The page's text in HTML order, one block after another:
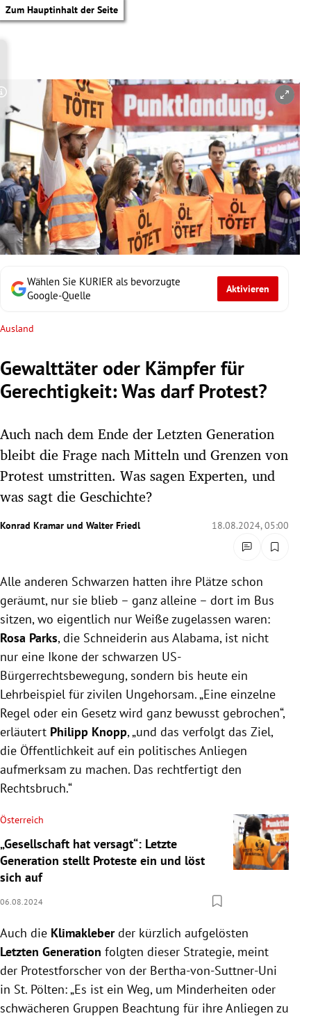
Zum Hauptinhalt der Seite
Untermenü
Untermenü
Untermenü
Untermenü
Untermenü
Untermenü
Untermenü
Untermenü
Untermenü
Wählen Sie KURIER als bevorzugte
Google-Quelle
Aktivieren
Ausland
Gewalttäter oder Kämpfer für
Gerechtigkeit: Was darf Protest?
Auch nach dem Ende der Letzten Generation
bleibt die Frage nach Mitteln und Grenzen von
Protest umstritten. Was sagen Experten, und
was sagt die Geschichte?
Konrad Kramar und Walter Friedl 18.08.2024, 05:00
Copyright-Hinweis öffnen/schließen
Alle anderen Schwarzen hatten ihre Plätze schon
geräumt, nur sie blieb – ganz alleine – dort im Bus
sitzen, wo eigentlich nur Weiße zugelassen waren:
Rosa Parks, die Schneiderin aus Alabama, ist nicht
nur eine Ikone der schwarzen US-
Bürgerrechtsbewegung, sondern bis heute ein
Lehrbeispiel für zivilen Ungehorsam. „Eine einzelne
Regel oder ein Gesetz wird ganz bewusst gebrochen“,
erläutert Philipp Knopp, „und das verfolgt das Ziel,
die Öffentlichkeit auf ein politisches Anliegen
aufmerksam zu machen. Das rechtfertigt den
Rechtsbruch.“
Österreich
„Gesellschaft hat versagt“: Letzte
Generation stellt Proteste ein und löst
sich auf
06.08.2024
Auch die Klimakleberder kürzlich aufgelösten
Letzten Generation folgten dieser Strategie, meint
der Protestforscher von der Bertha-von-Suttner-Uni
in St. Pölten: „Es ist ein Weg, um Minderheiten oder
schwächeren Gruppen Beachtung für ihre Anliegen zu